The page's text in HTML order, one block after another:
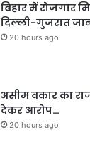
बिहार में रोजगार
दिल्ली-गुजरात
20 hours ago
असीम वकार का
देकर आरोप…
20 hours ago